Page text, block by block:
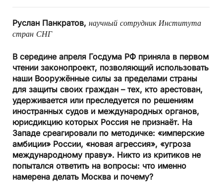
Руслан Панкратов, научный сотрудник Института
стран СНГ
В середине апреля Госдума РФ приняла в первом
чтении законопроект, позволяющий использовать
наши Вооружённые силы за пределами страны
для защиты своих граждан – тех, кто арестован,
удерживается или преследуется по решениям
иностранных судов и международных органов,
юрисдикцию которых Россия не признаёт. На
Западе среагировали по методичке: «имперские
амбиции» России, «новая агрессия», «угроза
международному праву». Никто из критиков не
попытался ответить на вопросы: что именно
намерена делать Москва и почему?